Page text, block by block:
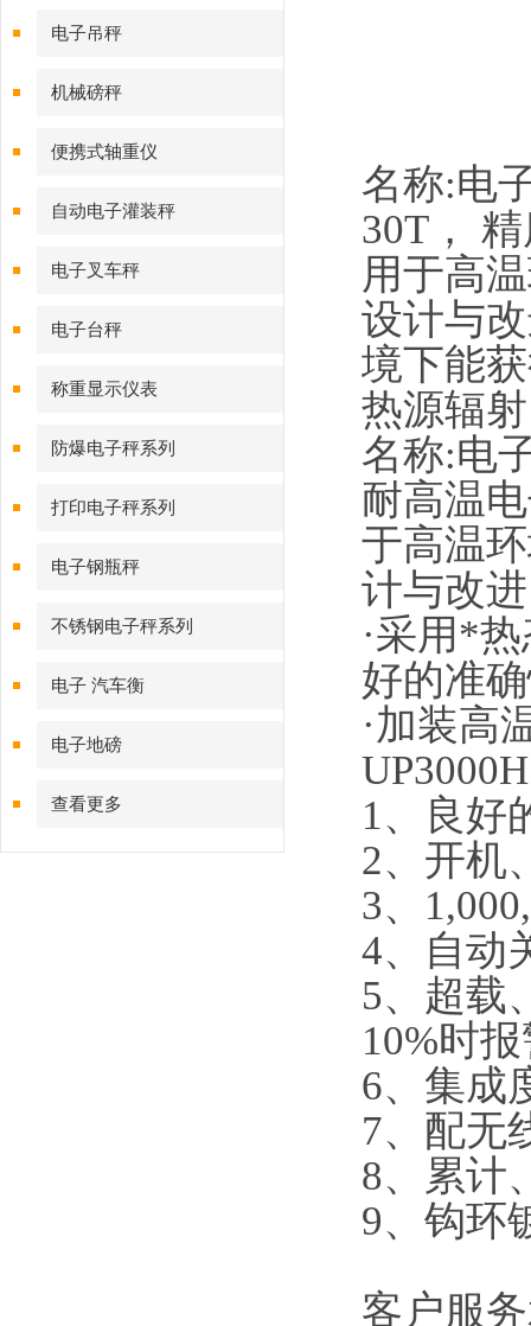
电子吊秤
机械磅秤
便携式轴重仪
自动电子灌装秤
电子叉车秤
电子台秤
称重显示仪表
防爆电子秤系列
打印电子秤系列
电子钢瓶秤
不锈钢电子秤系列
电子 汽车衡
电子地磅
查看更多
名称:电
30T，
用于高
设计与
境下能
热源辐
名称:电
耐高温
于高温
计与改
·采用*
好的准
·加装高
1、良好
2、开机
3、
4、自动
5、超载
10%时
6、集成
7、配无
8、累计
9、钩环
客户服